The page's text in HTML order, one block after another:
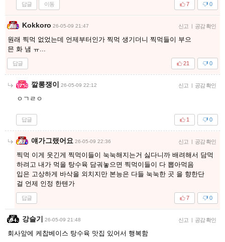
답글 이동 0
7
Kokkoro 26-05-09 21:47 신고 | 공감 확인
원래 찍먹 없었는데 언제부터인가 찍먹 생기더니 찍먹들이 부으
믄 화 냄 ㅠ...
답글 0
21
깔롱쟁이 26-05-09 22:12 신고 | 공감 확인
ㅇㄱㄹㅇ
답글 0
1
얘가그랬어요 26-05-09 22:36 신고 | 공감 확인
찍먹 이게 웃긴게 찍먹이들이 눅눅해지는거 싫다니까 배려해서 담먹
하려고 내가 먹을 탕수육 담궈놓으면 찍먹이들이 다 뽑아먹음
입은 고상하게 바삭을 외치지만 본능은 다들 눅눅한 곳 을 향한단
걸 언제 인정 한텐가
답글 0
7
강슬기 26-05-09 21:48 신고 | 공감 확인
회사앞에 케찹베이스 탕수육 맛집 있어서 행복함